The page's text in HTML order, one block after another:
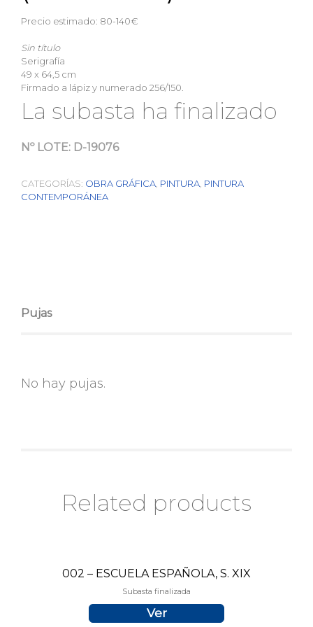
Precio estimado: 80-140€
Sin título
Serigrafía
49 x 64,5 cm
Firmado a lápiz y numerado 256/150.
La subasta ha finalizado
Nº LOTE: D-19076
CATEGORÍAS: OBRA GRÁFICA, PINTURA, PINTURA
CONTEMPORÁNEA
Pujas
No hay pujas.
Related products
002 – ESCUELA ESPAÑOLA, S. XIX
Subasta finalizada
Ver